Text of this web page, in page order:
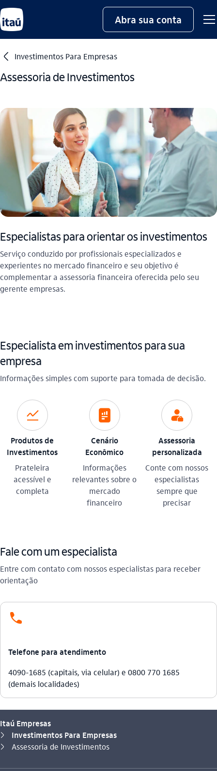
Abra sua conta
seta_esquerda Investimentos Para Empresas
Assessoria de Investimentos
Especialistas para orientar os investimentos
Serviço conduzido por profissionais especializados e
experientes no mercado financeiro e seu objetivo é
complementar a assessoria financeira oferecida pelo seu
gerente empresas.
Especialista em investimentos para sua
empresa
Informações simples com suporte para tomada de decisão.
icon-itaufonts_acoes icon
Produtos de
Investimentos
Prateleira
acessível e
completa
icon-itaufonts_relatorios_financeiros icon
Cenário
Econômico
Informações
relevantes sobre o
mercado
financeiro
icon-itaufonts_gerente icon
Assessoria
personalizada
Conte com nossos
especialistas
sempre que
precisar
Fale com um especialista
Entre com contato com nossos especialistas para receber
orientação
icon-itaufonts_telefone icon
Telefone para atendimento
4090-1685 (capitais, via celular) e 0800 770 1685
(demais localidades)
Itaú Empresas
seta_direita Investimentos Para Empresas
seta_direita
Você está aqui:
Assessoria de Investimentos